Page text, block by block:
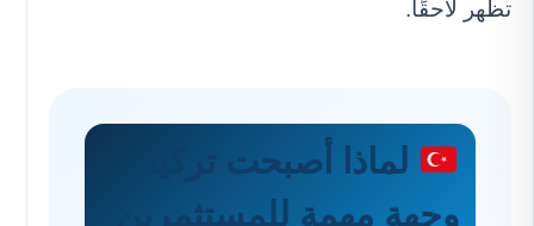
تظهر لاحقًا.
لماذا أصبحت تركيا
وجهة مهمة للمستثمرين